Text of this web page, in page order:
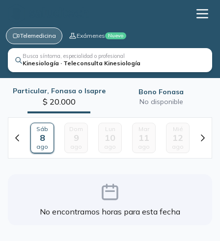
Telemedicina Exámenes Nuevo
Busca síntoma, especialidad o profesional
Kinesiología · Teleconsulta Kinesiología
Particular, Fonasa o Isapre
$ 20.000
Bono Fonasa
No disponible
Sáb
8
ago
Dom
9
ago
Lun
10
ago
Mar
11
ago
Mié
12
ago
No encontramos horas para esta fecha